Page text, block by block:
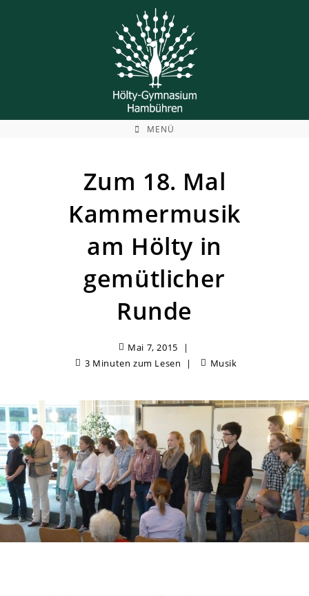
MENÜ
Zum 18. Mal
Kammermusik
am Hölty in
gemütlicher
Runde
Mai 7, 2015
3 Minuten zum Lesen
Musik